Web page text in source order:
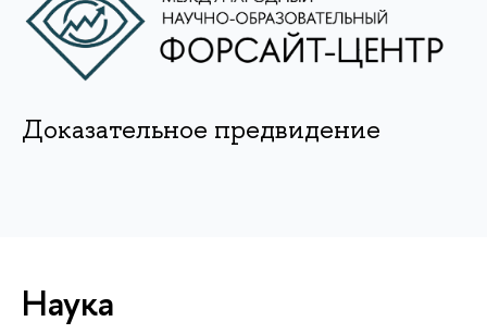
Доказательное предвидение
Наука